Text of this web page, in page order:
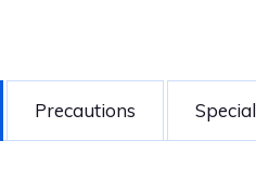
Precautions